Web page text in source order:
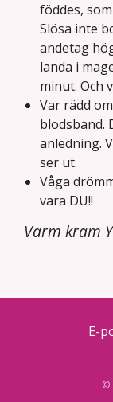
föddes,
Slösa inte
andetag
landa i
minut. Och
Var rädd
blodsband.
anledning.
ser ut.
Våga
vara DU!!
Varm kram
E-
©